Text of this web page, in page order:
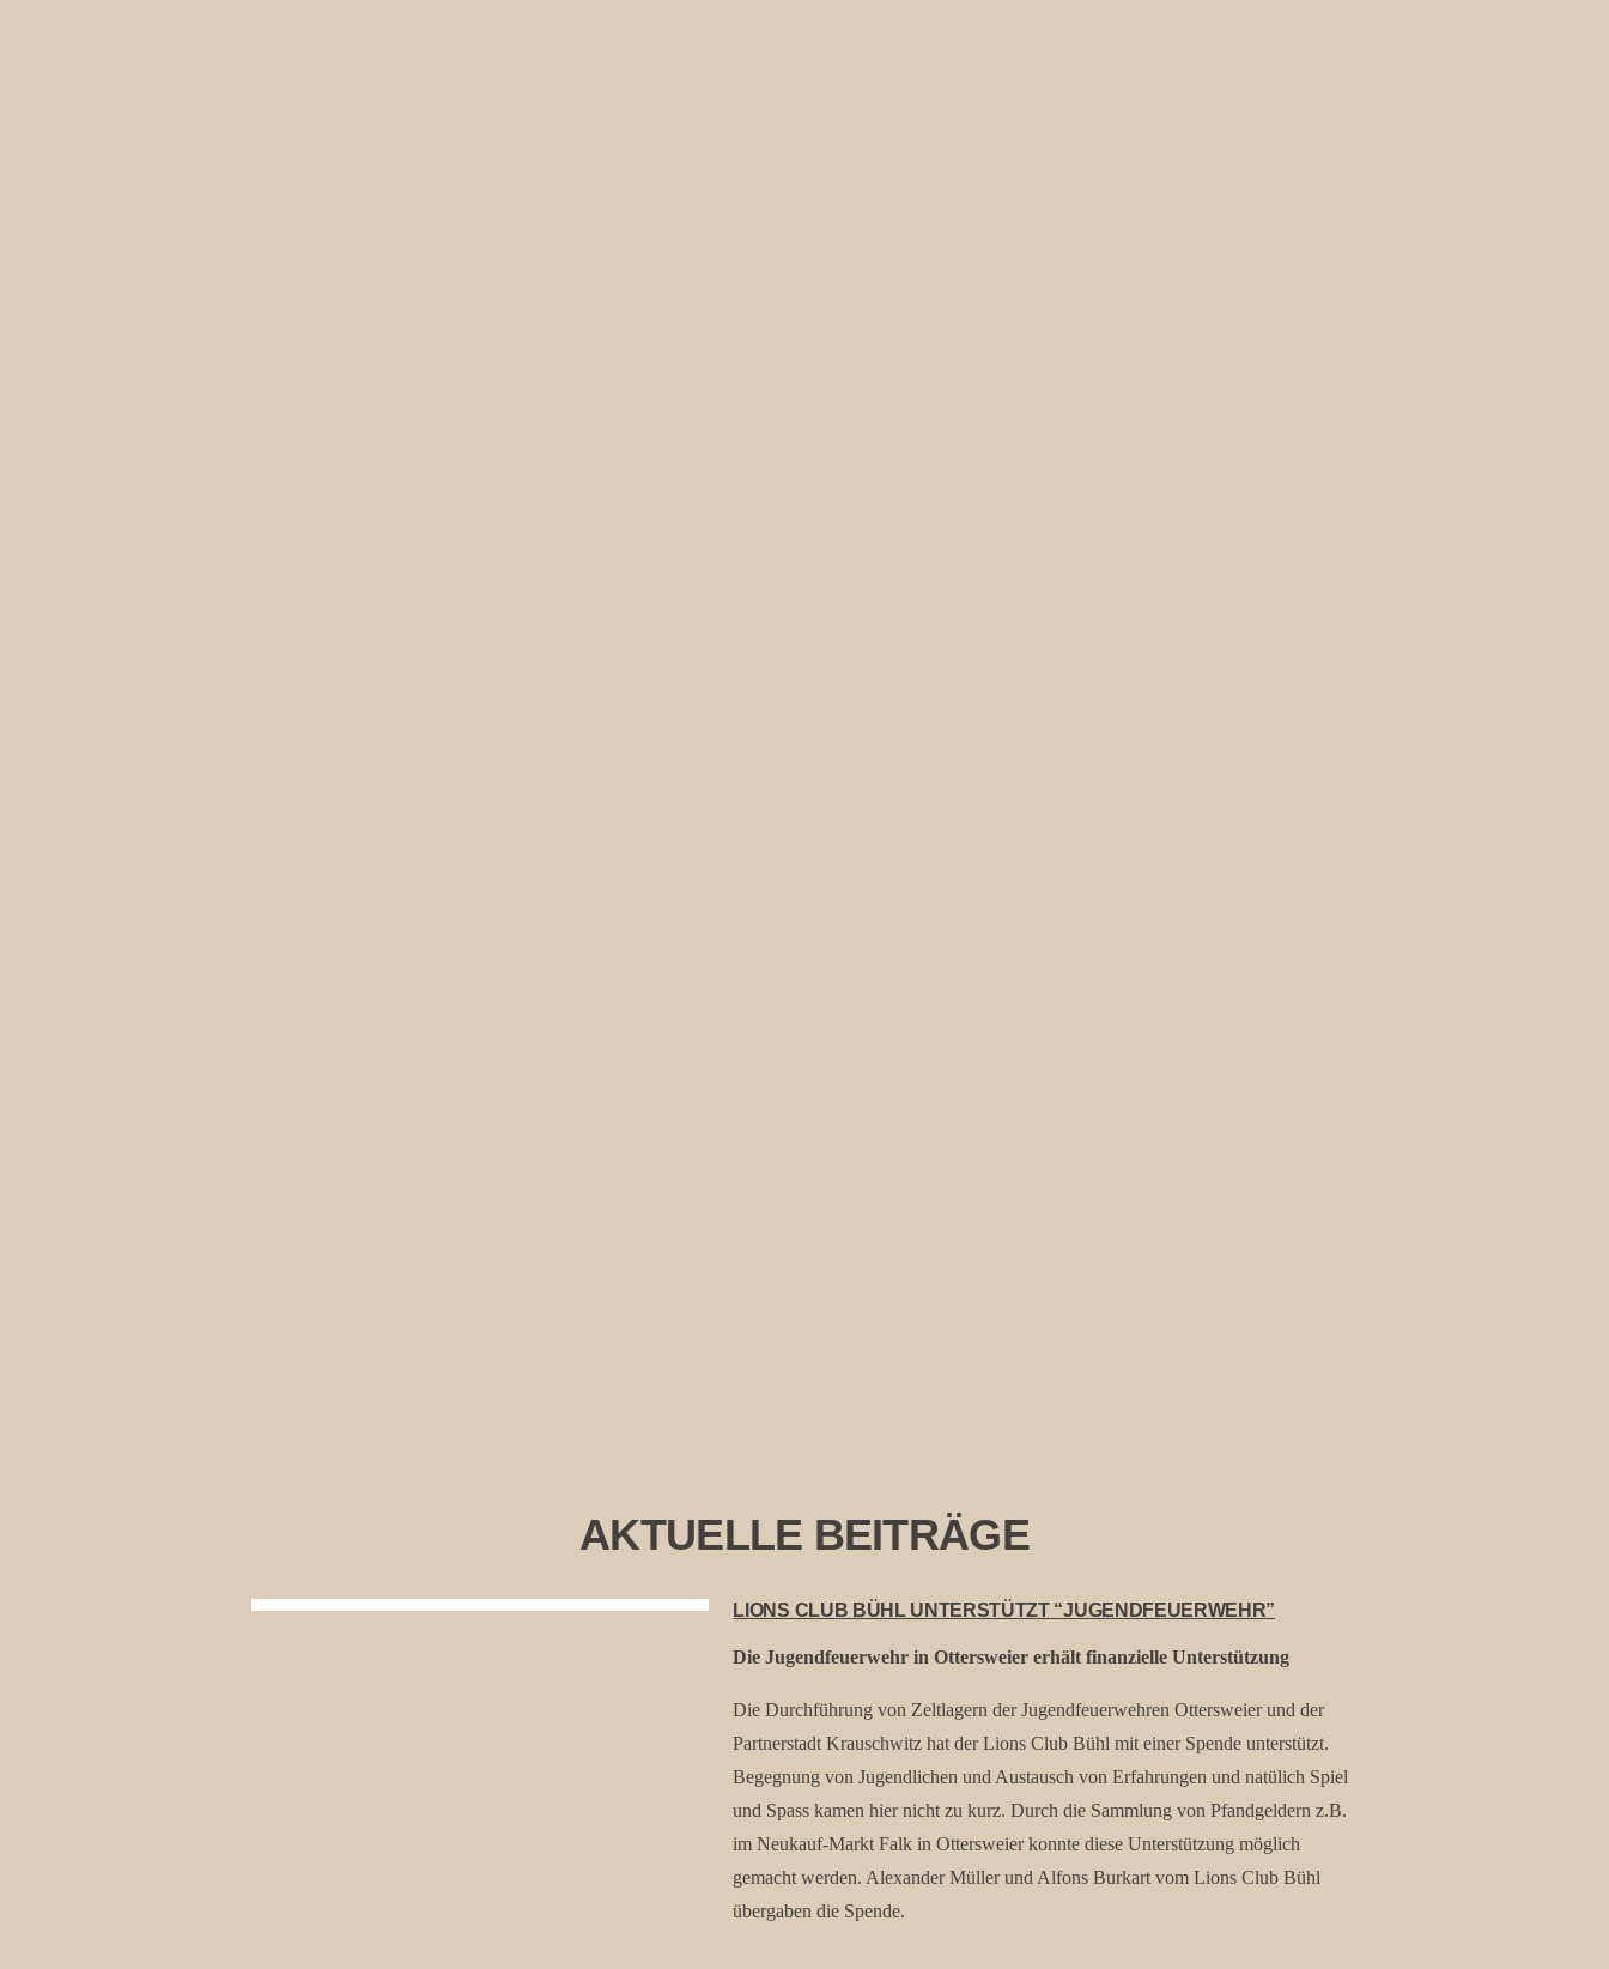
AKTUELLE BEITRÄGE
LIONS CLUB BÜHL UNTERSTÜTZT “JUGENDFEUERWEHR”
Die Jugendfeuerwehr in Ottersweier erhält finanzielle Unterstützung
Die Durchführung von Zeltlagern der Jugendfeuerwehren Ottersweier und der
Partnerstadt Krauschwitz hat der Lions Club Bühl mit einer Spende unterstützt.
Begegnung von Jugendlichen und Austausch von Erfahrungen und natülich Spiel
und Spass kamen hier nicht zu kurz. Durch die Sammlung von Pfandgeldern z.B.
im Neukauf-Markt Falk in Ottersweier konnte diese Unterstützung möglich
gemacht werden. Alexander Müller und Alfons Burkart vom Lions Club Bühl
übergaben die Spende.